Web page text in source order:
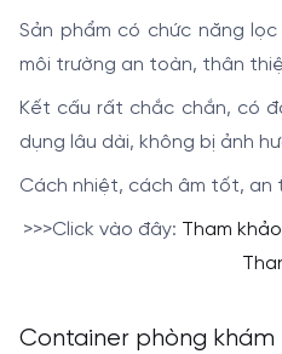
Sản phẩm có chức năng
môi trường an toàn, thân
Kết cấu rất chắc chắn, có
dụng lâu dài, không bị ảnh
Cách nhiệt, cách âm tốt, an
>>>Click vào đây: Tham
Container phòng khám